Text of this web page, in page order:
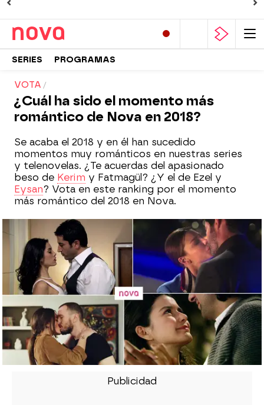
SERIES PROGRAMAS
VOTA
¿Cuál ha sido el momento más
romántico de Nova en 2018?
Se acaba el 2018 y en él han sucedido
momentos muy románticos en nuestras series
y telenovelas. ¿Te acuerdas del apasionado
beso de Kerim y Fatmagül? ¿Y el de Ezel y
Eysan? Vota en este ranking por el momento
más romántico del 2018 en Nova.